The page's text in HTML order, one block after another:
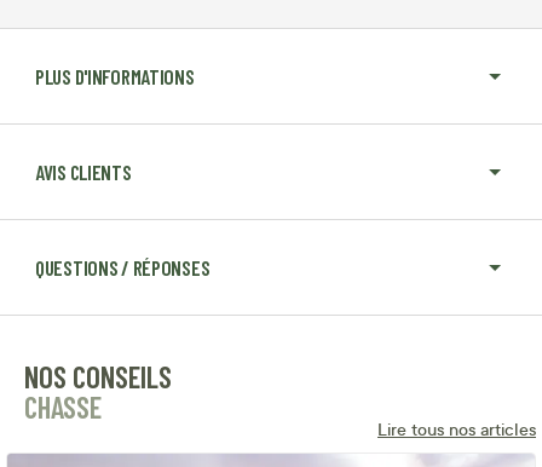
PLUS D'INFORMATIONS
AVIS CLIENTS
QUESTIONS / RÉPONSES
NOS CONSEILS
CHASSE
Lire tous nos articles